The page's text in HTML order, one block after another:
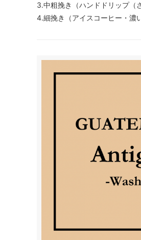
3.中粗挽き（ハンドドリップ（
4.細挽き（アイスコーヒー・濃